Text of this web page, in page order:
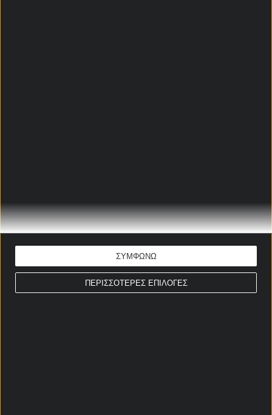
ΠΕΡΙΣΣΟΤΕΡΕΣ ΕΠΙΛΟΓΕΣ
ΣΥΜΦΩΝΩ
Το στοίχημα της Ημέρας
Ώρα έναρξης: 19:30
ΕΚΤΙΜΗΣΗ: 2
Απόδοση: 2.25 Παίξε νόμιμα